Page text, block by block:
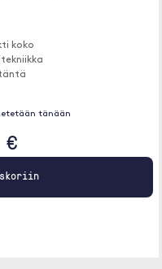
koko
tekniikka
tänään